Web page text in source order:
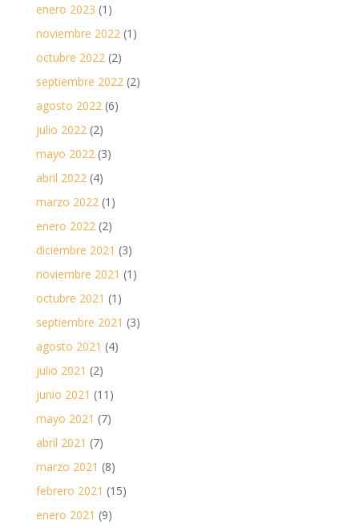
enero 2023 (1)
noviembre 2022(1)
octubre 2022(2)
septiembre 2022(2)
agosto 2022(6)
julio 2022(2)
mayo 2022(3)
abril 2022(4)
marzo 2022(1)
enero 2022(2)
diciembre 2021 (3)
noviembre 2021 (1)
octubre 2021 (1)
septiembre 2021 (3)
agosto 2021 (4)
julio 2021 (2)
junio 2021 (11)
mayo 2021 (7)
abril 2021 (7)
marzo 2021 (8)
febrero 2021 (15)
enero 2021 (9)